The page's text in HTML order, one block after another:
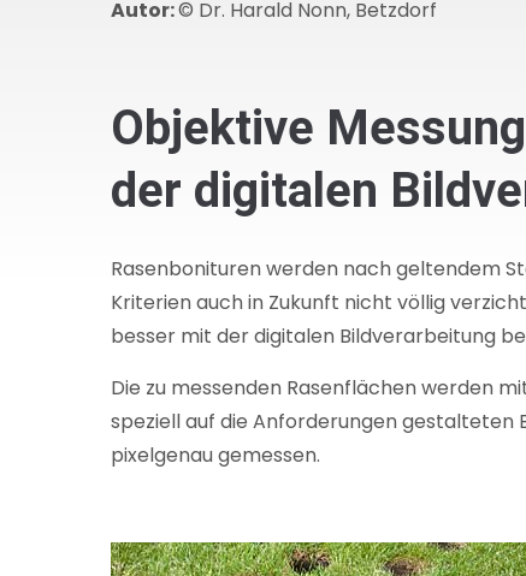
Autor:© Dr. Harald Nonn, Betzdorf
Objektive
der digitalen
Rasenbonituren werden nach geltendem
Kriterien auch in Zukunft nicht völlig
besser mit der digitalen Bildverarbeitung
Die zu messenden Rasenflächen werden
speziell auf die Anforderungen
pixelgenau gemessen.